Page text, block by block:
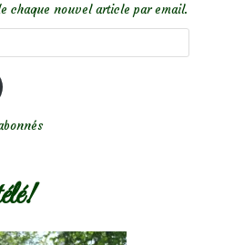
chaque nouvel article par email.